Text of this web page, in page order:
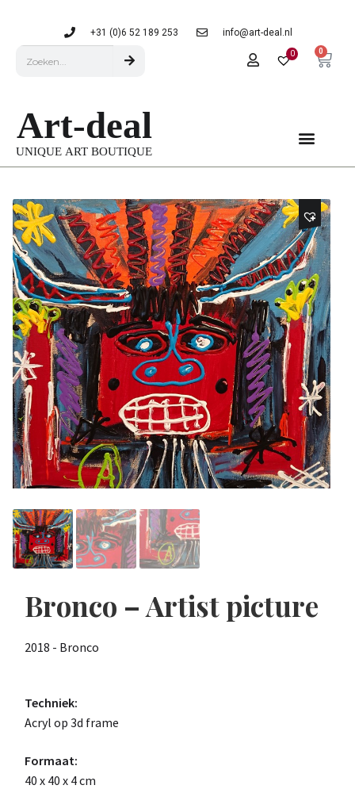
+31 (0)6 52 189 253 info@art-deal.nl
0 0
Bronco – Artist picture
2018 - Bronco
Techniek:
Acryl op 3d frame
Formaat:
40 x 40 x 4 cm